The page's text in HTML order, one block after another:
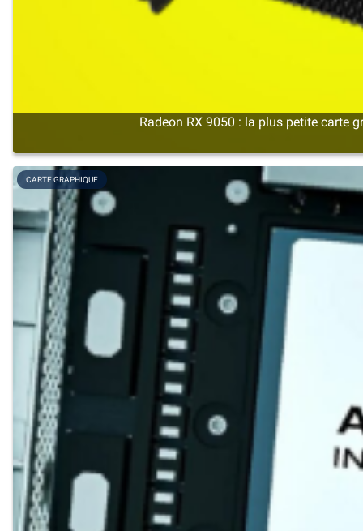
Radeon RX 9050 : la plus petite carte
CARTE GRAPHIQUE